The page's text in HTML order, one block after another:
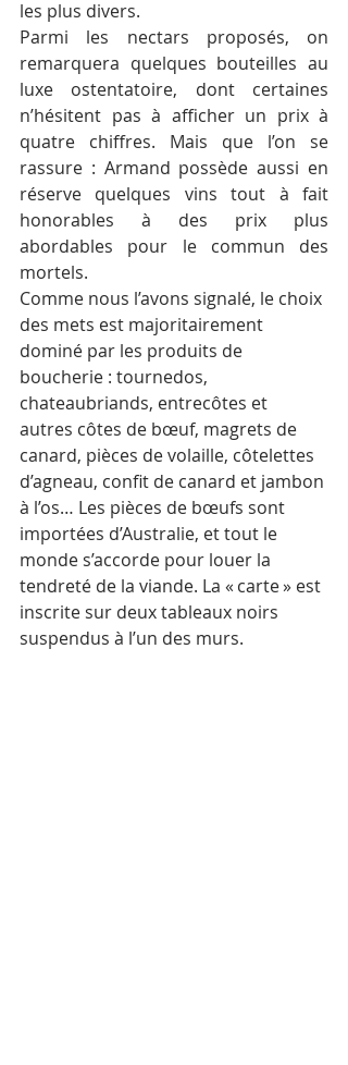
les plus divers.
Parmi les nectars proposés, on
remarquera quelques bouteilles au
luxe ostentatoire, dont certaines
n’hésitent pas à afficher un prix à
quatre chiffres. Mais que l’on se
rassure : Armand possède aussi en
réserve quelques vins tout à fait
honorables à des prix plus
abordables pour le commun des
mortels.
Comme nous l’avons signalé, le choix
des mets est majoritairement
dominé par les produits de
boucherie : tournedos,
chateaubriands, entrecôtes et
autres côtes de bœuf, magrets de
canard, pièces de volaille, côtelettes
d’agneau, confit de canard et jambon
à l’os… Les pièces de bœufs sont
importées d’Australie, et tout le
monde s’accorde pour louer la
tendreté de la viande. La « carte » est
inscrite sur deux tableaux noirs
suspendus à l’un des murs.